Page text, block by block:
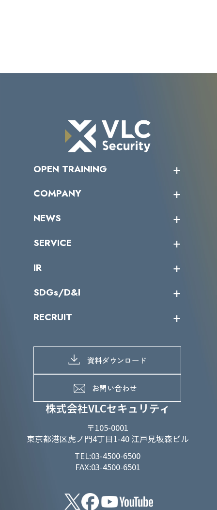
株式会社VLCセキュリティ
〒105-0001
東京都港区虎ノ門4丁目1-40 江戸見坂森ビル
TEL:03-4500-6500
FAX:03-4500-6501
OPEN TRAINING
受講者の声
COMPANY
トップメッセージ
ミッション／ビジョン
パートナー企業一覧
NEWS
サイバーニュース
SERVICE
カテゴリー別サービス一覧
IR
IRカレンダー
IRライブラリー
よくあるご質問
SDGs/D&I
当グループのマテリアリティ
SDGs推進体制
D&Iの取り組み
RECRUIT
募集職種一覧
メッセージ
メンバーインタビュー
資料ダウンロード
お問い合わせ